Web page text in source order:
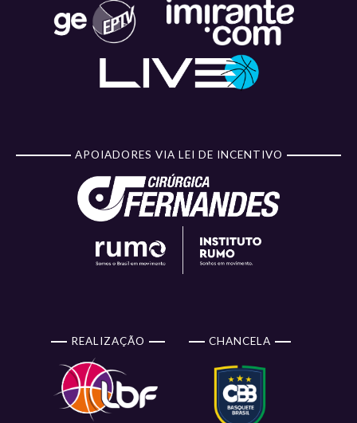
APOIADORES VIA LEI DE INCENTIVO
REALIZAÇÃO CHANCELA